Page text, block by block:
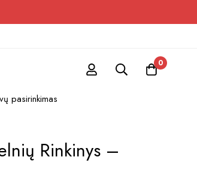
0
pasirinkimas
Rinkinys –